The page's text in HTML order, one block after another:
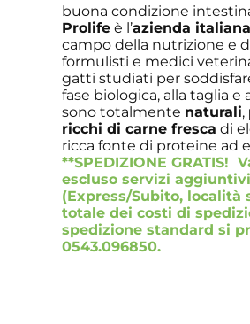
buona condizione
Prolife è l’azienda italiana
campo della nutrizione e
formulisti e medici
gatti studiati per
fase biologica, alla taglia
sono totalmente naturali,
ricchi di carne fresca di
ricca fonte di proteine ad
**SPEDIZIONE
escluso servizi
(Express/Subito,
totale dei costi di
spedizione standard si
0543.096850.